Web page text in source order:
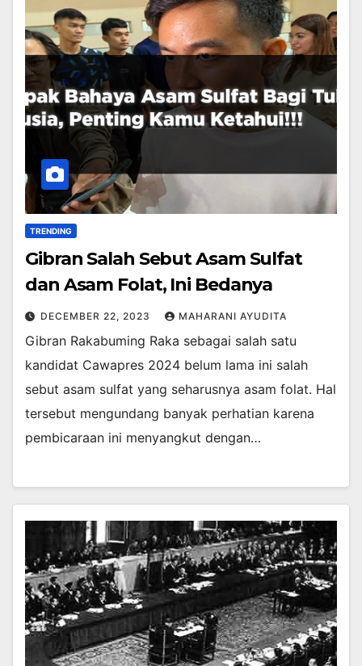
TRENDING
Gibran Salah Sebut Asam Sulfat
dan Asam Folat, Ini Bedanya
DECEMBER 22, 2023 MAHARANI AYUDITA
Gibran Rakabuming Raka sebagai salah satu
kandidat Cawapres 2024 belum lama ini salah
sebut asam sulfat yang seharusnya asam folat. Hal
tersebut mengundang banyak perhatian karena
pembicaraan ini menyangkut dengan…